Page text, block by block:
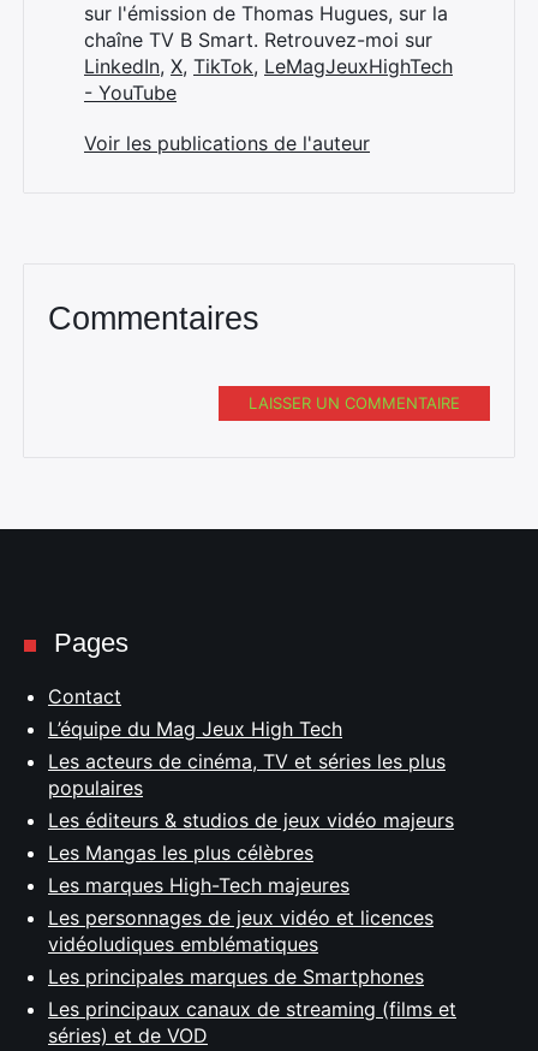
sur l'émission de Thomas Hugues, sur la
chaîne TV B Smart. Retrouvez-moi sur
LinkedIn, X, TikTok, LeMagJeuxHighTech
- YouTube
Voir les publications de l'auteur
Commentaires
LAISSER UN COMMENTAIRE
Pages
Contact
L’équipe du Mag Jeux High Tech
Les acteurs de cinéma, TV et séries les plus
populaires
Les éditeurs & studios de jeux vidéo majeurs
Les Mangas les plus célèbres
Les marques High-Tech majeures
Les personnages de jeux vidéo et licences
vidéoludiques emblématiques
Les principales marques de Smartphones
Les principaux canaux de streaming (films et
séries) et de VOD